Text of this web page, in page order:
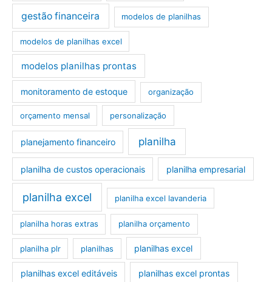
gestão financeira modelos de planilhas
modelos de planilhas excel
modelos planilhas prontas
monitoramento de estoque organização
orçamento mensal personalização
planejamento financeiro planilha
planilha de custos operacionais planilha empresarial
planilha excel planilha excel lavanderia
planilha horas extras planilha orçamento
planilha plr planilhas planilhas excel
planilhas excel editáveis planilhas excel prontas